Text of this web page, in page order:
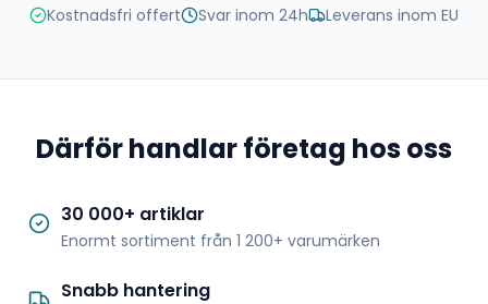
Kostnadsfri offert Svar inom 24h Leverans inom EU
Därför handlar företag hos oss
30 000+ artiklar
Enormt sortiment från 1 200+ varumärken
Snabb hantering